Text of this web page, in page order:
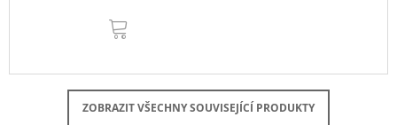
ZOBRAZIT VŠECHNY SOUVISEJÍCÍ PRODUKTY